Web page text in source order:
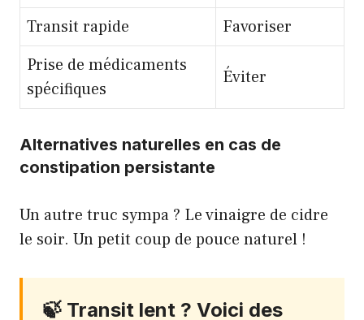
Transit rapide
Favoriser
Prise de médicaments
spécifiques
Éviter
Alternatives naturelles en cas de
constipation persistante
Un autre truc sympa ? Le vinaigre de cidre
le soir. Un petit coup de pouce naturel !
🍃 Transit lent ? Voici des